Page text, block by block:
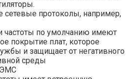
сетевые протоколы, например,
частоты по умолчанию имеют
покрытие плат, которое
и защищает от негативного
среды
ЭМС